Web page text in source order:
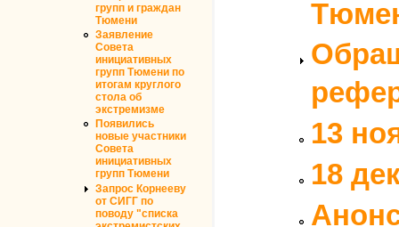
групп и граждан
Тюмени
Заявление
Совета
инициативных
групп Тюмени по
итогам круглого
стола об
экстремизме
Появились
новые участники
Совета
инициативных
групп Тюмени
Запрос Корнееву
от СИГГ по
поводу "списка
13
18